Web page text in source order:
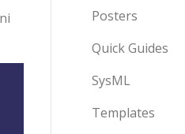
Posters
Quick Guides
SysML
Templates